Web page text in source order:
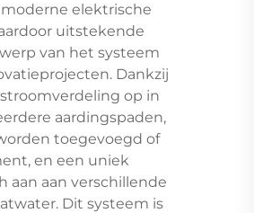
elektrische
uitstekende
van het systeem
Dankzij
op in
aardingspaden,
toegevoegd of
en een uniek
aan aan verschillende
Dit systeem is